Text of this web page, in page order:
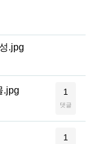
.jpg
.jpg 1
댓글
1